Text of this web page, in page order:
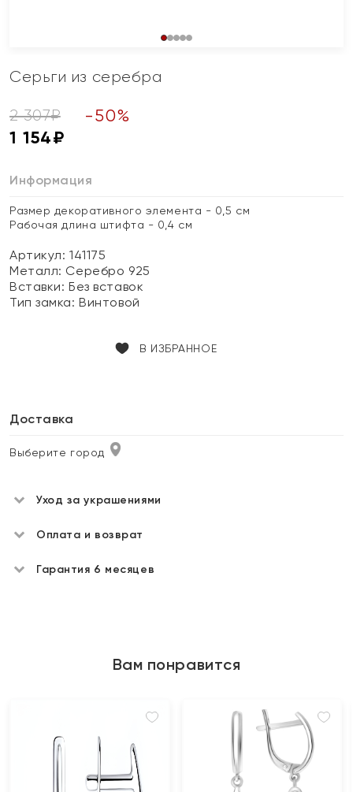
Серьги из серебра
2 307₽ -50%
1 154₽
Информация
Размер декоративного элемента - 0,5 см
Рабочая длина штифта - 0,4 см
Артикул: 141175
Металл: Серебро 925
Вставки:Без вставок
Тип замка:Винтовой
В ИЗБРАННОЕ
Доставка
Выберите город
Уход за украшениями
Оплата и возврат
Гарантия 6 месяцев
Вам понравится